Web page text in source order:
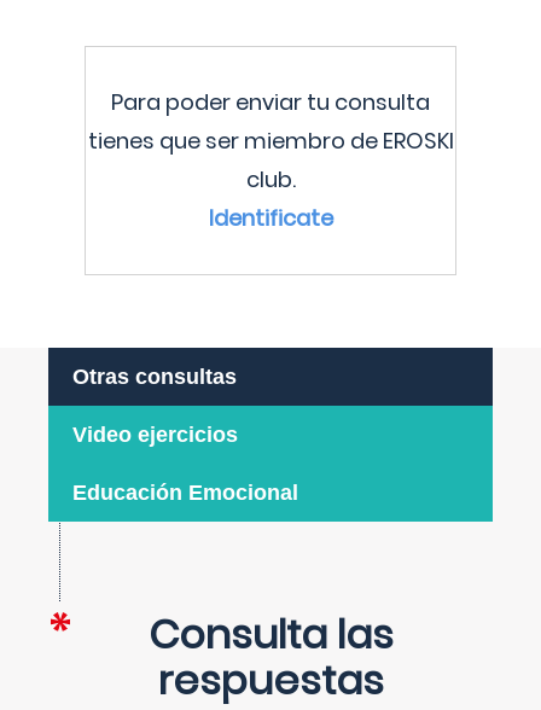
Para poder enviar tu consulta
tienes que ser miembro de EROSKI
club.
Identificate
Otras consultas
Video ejercicios
Educación Emocional
Consulta las
respuestas